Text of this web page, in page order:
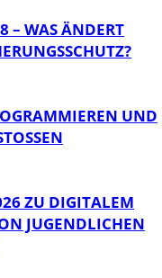
– WAS ÄNDERT
UND
ZU DIGITALEM
JUGENDLICHEN